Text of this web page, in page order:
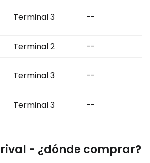
Terminal 3 --
Terminal 2
--
Terminal 3 --
Terminal 3 --
- ¿dónde comprar?